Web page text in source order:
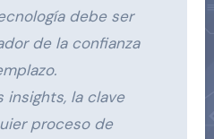
debe ser
de la confianza
insights, la clave
proceso de